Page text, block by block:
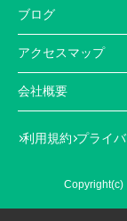
ブログ
アクセスマップ
会社概要
利用規約 プライ
Copyright(c)